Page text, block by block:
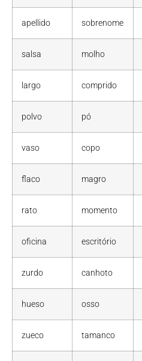
apellido sobrenome
salsa molho
largo comprido
polvo pó
vaso copo
flaco magro
rato momento
oficina escritório
zurdo canhoto
hueso osso
zueco tamanco